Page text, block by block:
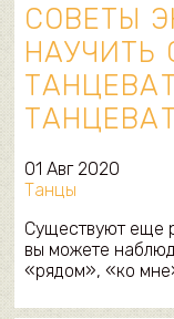
СОВЕТЫ
НАУЧИТЬ
01 Авг 2020
Танцы
Существуют еще
вы можете
«рядом», «ко